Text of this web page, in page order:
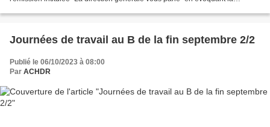
Journées de travail au B de la fin septembre 2/2
Publié le 06/10/2023 à 08:00
Par ACHDR